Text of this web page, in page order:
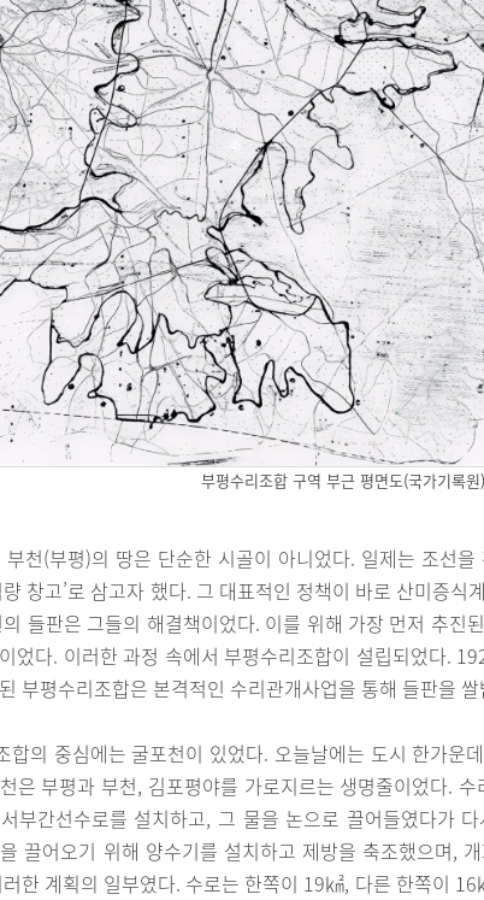
부평수리조합 구역 부근 평면도(국가기록원)
천(부평)의 땅은 단순한 시골이 아니었다. 일제는 조선
량 창고’로 삼고자 했다. 그 대표적인 정책이 바로 산미증
들판은 그들의 해결책이었다. 이를 위해 가장 먼저 추진
었다. 이러한 과정 속에서 부평수리조합이 설립되었다.
부평수리조합은 본격적인 수리관개사업을 통해 들판을
합의 중심에는 굴포천이 있었다. 오늘날에는 도시 한가운
은 부평과 부천, 김포평야를 가로지르는 생명줄이었다.
부간선수로를 설치하고, 그 물을 논으로 끌어들였다가
끌어오기 위해 양수기를 설치하고 제방을 축조했으며,
한 계획의 일부였다. 수로는 한쪽이 19㎢, 다른 한쪽이